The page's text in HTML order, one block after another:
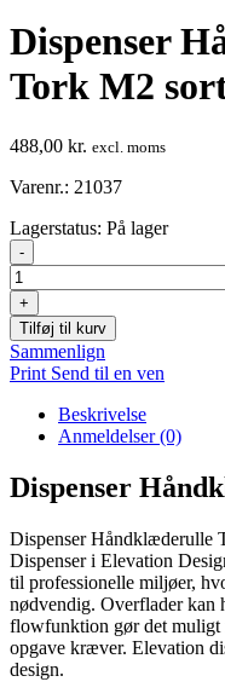
Dispenser
Tork M2
488,00 kr. excl. moms
Varenr.: 21037
Lagerstatus: På lager
Dispenser
Håndklæderulle
Tork
M2
sort
antal
-
+
Tilføj til kurv
Sammenlign
Print Send til en ven
Beskrivelse
Anmeldelser (0)
Dispenser
Dispenser Håndklæderulle
Dispenser i Elevation
til professionelle miljøer,
nødvendig. Overflader kan
flowfunktion gør det muligt
opgave kræver. Elevation
design.